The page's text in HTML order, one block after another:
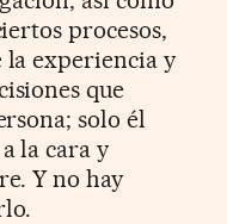
procesos,
experiencia y
que
solo él
la cara y
Y no hay